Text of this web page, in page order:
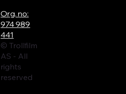
Org. no:
974 989
441
© Trollfilm
AS - All
rights
reserved